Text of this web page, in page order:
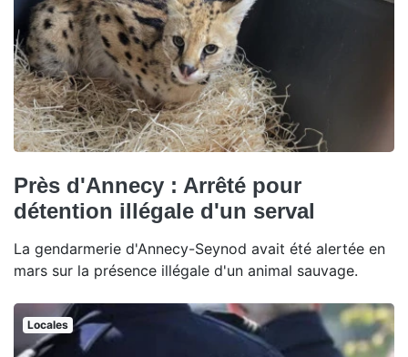
Près d'Annecy : Arrêté pour
détention illégale d'un serval
La gendarmerie d'Annecy-Seynod avait été alertée en
mars sur la présence illégale d'un animal sauvage.
Locales